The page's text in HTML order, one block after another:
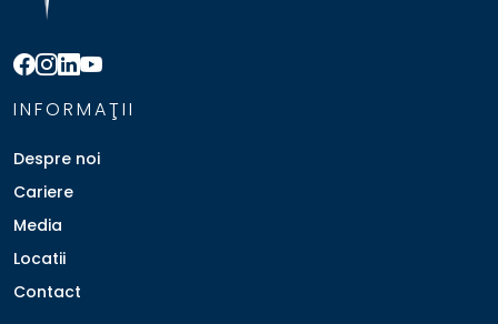
INFORMAŢII
Despre noi
Cariere
Media
Locatii
Contact